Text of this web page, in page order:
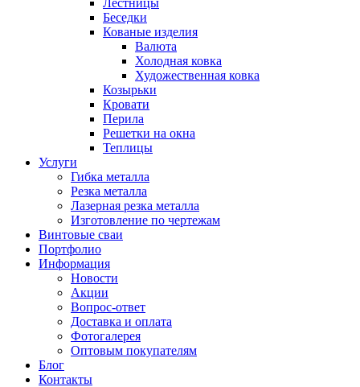
Лестницы
Беседки
Кованые изделия
Валюта
Холодная ковка
Художественная ковка
Козырьки
Кровати
Перила
Решетки на окна
Теплицы
Услуги
Гибка металла
Резка металла
Лазерная резка металла
Изготовление по чертежам
Винтовые сваи
Портфолио
Информация
Новости
Акции
Вопрос-ответ
Доставка и оплата
Фотогалерея
Оптовым покупателям
Блог
Контакты